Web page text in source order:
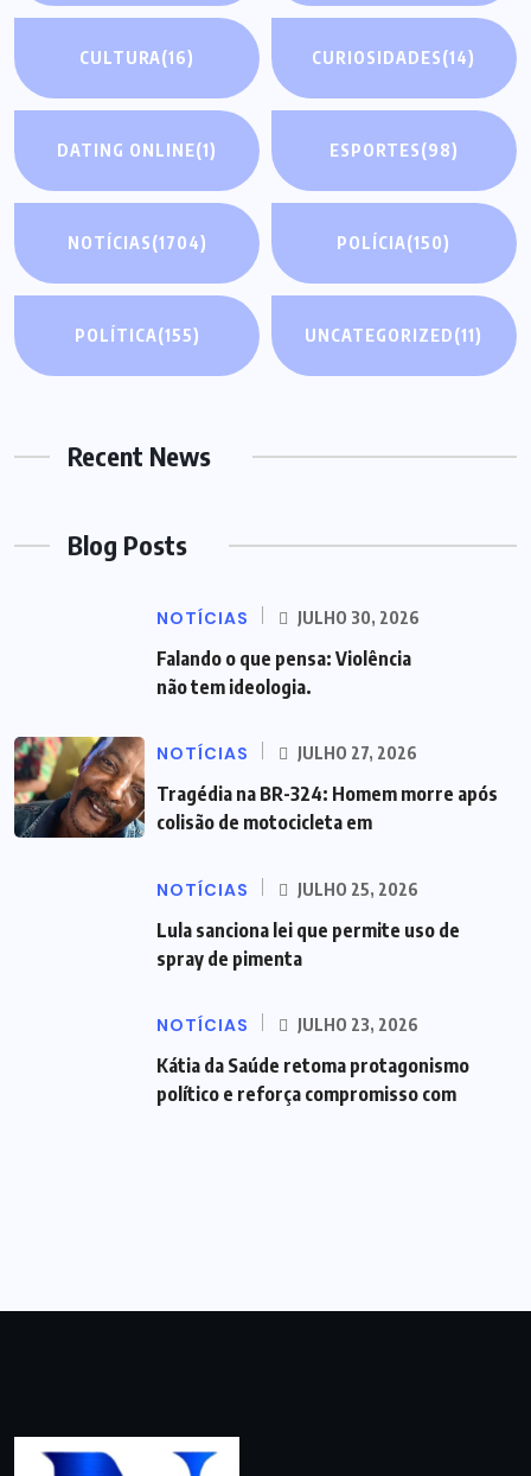
CULTURA(16) CURIOSIDADES(14)
DATING ONLINE(1) ESPORTES(98)
NOTÍCIAS(1704) POLÍCIA(150)
POLÍTICA(155) UNCATEGORIZED(11)
Recent News
Blog Posts
NOTÍCIAS JULHO 30, 2026
Falando o que pensa: Violência
não tem ideologia.
NOTÍCIAS JULHO 27, 2026
Tragédia na BR-324: Homem morre após
colisão de motocicleta em
NOTÍCIAS JULHO 25, 2026
Lula sanciona lei que permite uso de
spray de pimenta
NOTÍCIAS JULHO 23, 2026
Kátia da Saúde retoma protagonismo
político e reforça compromisso com